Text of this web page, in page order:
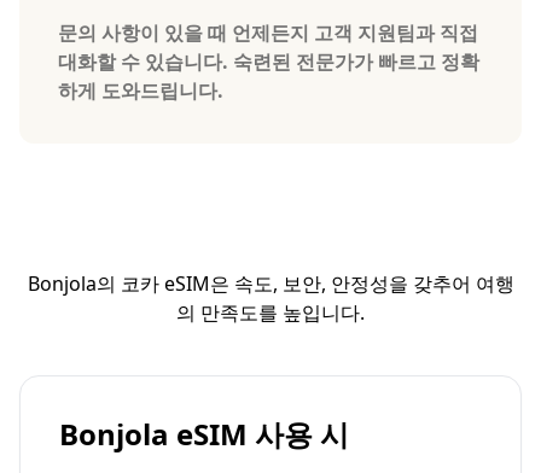
문의 사항이 있을 때 언제든지 고객 지원팀과 직접
대화할 수 있습니다. 숙련된 전문가가 빠르고 정확
하게 도와드립니다.
Bonjola의 코카 eSIM은 속도, 보안, 안정성을 갖추어 여행
의 만족도를 높입니다.
Bonjola eSIM 사용 시